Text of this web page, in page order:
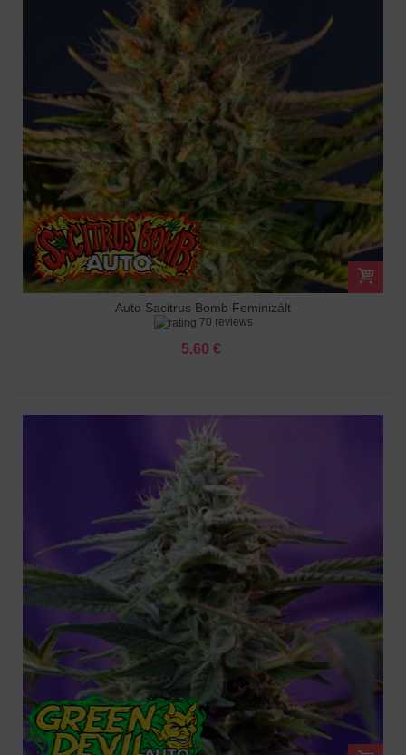
Auto Sacitrus Bomb Feminizált
70 reviews
5.60 €